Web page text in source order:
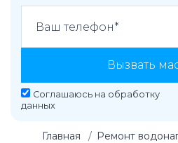
Вызвать
Соглашаюсь на обработку
данных
Главная Ремонт